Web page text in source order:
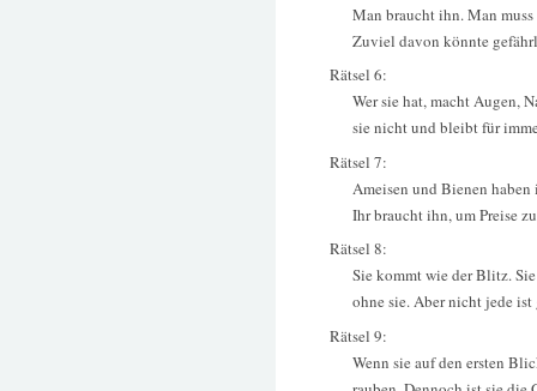
Man braucht ihn. Man
Zuviel davon könnte
Rätsel 6:
Wer sie hat, macht Augen,
sie nicht und bleibt für
Rätsel 7:
Ameisen und Bienen
Ihr braucht ihn, um Preise
Rätsel 8:
Sie kommt wie der Blitz.
ohne sie. Aber nicht jede ist
Rätsel 9:
Wenn sie auf den ersten